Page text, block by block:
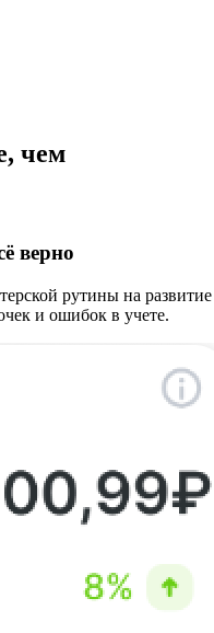
чем
верно
рутины на развитие
и ошибок в учете.